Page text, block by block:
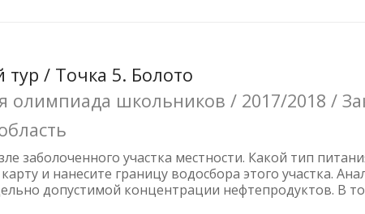
тур / Точка 5. Болото
олимпиада школьников / 2017/2018 /
заболоченного участка местности. Какой тип питания у
и нанесите границу водосбора этого участка.
допустимой концентрации нефтепродуктов. В